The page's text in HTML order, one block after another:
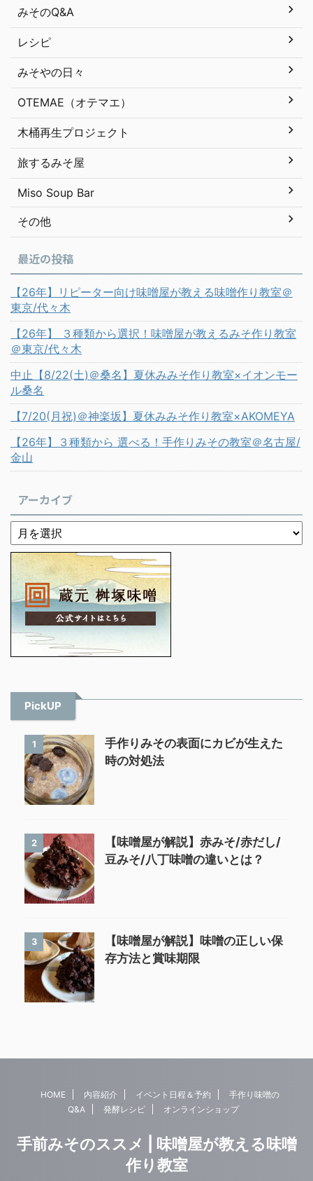
みそのQ&A
レシピ
みそやの日々
OTEMAE（オテマエ）
木桶再生プロジェクト
旅するみそ屋
Miso Soup Bar
その他
最近の投稿
【26年】リピーター向け味噌屋が教える味噌作り教室＠
東京/代々木
【26年】 ３種類から選択！味噌屋が教えるみそ作り教室
＠東京/代々木
中止【8/22(土)＠桑名】夏休みみそ作り教室×イオンモー
ル桑名
【7/20(月祝)＠神楽坂】夏休みみそ作り教室×AKOMEYA
【26年】３種類から 選べる！手作りみその教室＠名古屋/
金山
アーカイブ
PickUP
1
手作りみその表面にカビが生えた
時の対処法
2
【味噌屋が解説】赤みそ/赤だし/
豆みそ/八丁味噌の違いとは？
3
【味噌屋が解説】味噌の正しい保
存方法と賞味期限
HOME 内容紹介 イベント日程＆予約
手作り味噌の
Q&A
発酵レシピ オンラインショップ
手前みそのススメ | 味噌屋が教える味噌
作り教室